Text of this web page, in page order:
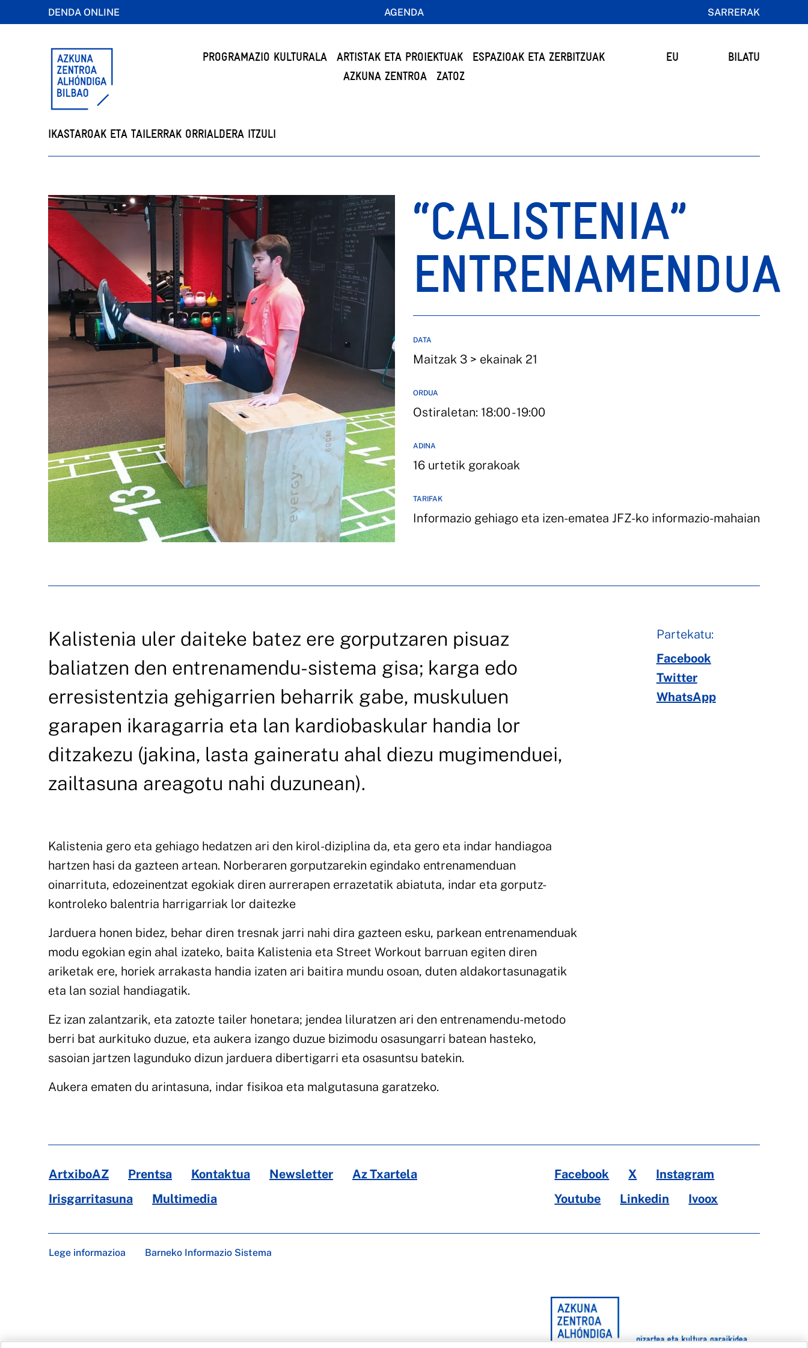
DENDA ONLINE AGENDA SARRERAK
PROGRAMAZIO KULTURALA ARTISTAK ETA PROIEKTUAK
ESPAZIOAK ETA ZERBITZUAK
AZKUNA ZENTROA
ZATOZ
EU BILATU
IKASTAROAK ETA TAILERRAK ORRIALDERA ITZULI
“CALISTENIA”
ENTRENAMENDUA
DATA
Maitzak 3 > ekainak 21
ORDUA
Ostiraletan: 18:00 - 19:00
ADINA
16 urtetik gorakoak
TARIFAK
Informazio gehiago eta izen-ematea JFZ-ko informazio-mahaian
Kalistenia uler daiteke batez ere gorputzaren pisuaz
baliatzen den entrenamendu-sistema gisa; karga edo
erresistentzia gehigarrien beharrik gabe, muskuluen
garapen ikaragarria eta lan kardiobaskular handia lor
ditzakezu (jakina, lasta gaineratu ahal diezu mugimenduei,
zailtasuna areagotu nahi duzunean).
Kalistenia gero eta gehiago hedatzen ari den kirol-diziplina da, eta gero eta indar handiagoa
hartzen hasi da gazteen artean. Norberaren gorputzarekin egindako entrenamenduan
oinarrituta, edozeinentzat egokiak diren aurrerapen errazetatik abiatuta, indar eta gorputz-
kontroleko balentria harrigarriak lor daitezke
Jarduera honen bidez, behar diren tresnak jarri nahi dira gazteen esku, parkean entrenamenduak
modu egokian egin ahal izateko, baita Kalistenia eta Street Workout barruan egiten diren
ariketak ere, horiek arrakasta handia izaten ari baitira mundu osoan, duten aldakortasunagatik
eta lan sozial handiagatik.
Ez izan zalantzarik, eta zatozte tailer honetara; jendea liluratzen ari den entrenamendu-metodo
berri bat aurkituko duzue, eta aukera izango duzue bizimodu osasungarri batean hasteko,
sasoian jartzen lagunduko dizun jarduera dibertigarri eta osasuntsu batekin.
Aukera ematen du arintasuna, indar fisikoa eta malgutasuna garatzeko.
Partekatu:
Facebook
Twitter
WhatsApp
ArtxiboAZ Prentsa Kontaktua Newsletter
Az Txartela
Irisgarritasuna
Multimedia
Facebook X
Instagram
Youtube
Linkedin Ivoox
Lege informazioa Barneko Informazio Sistema